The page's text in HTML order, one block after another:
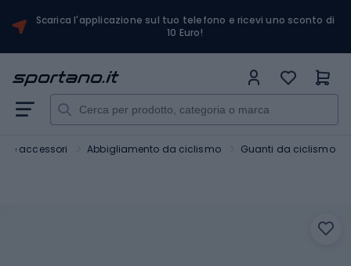
Scarica l'applicazione sul tuo telefono e ricevi uno sconto di
10 Euro!
e accessori Abbigliamento da ciclismo Guanti da ciclismo